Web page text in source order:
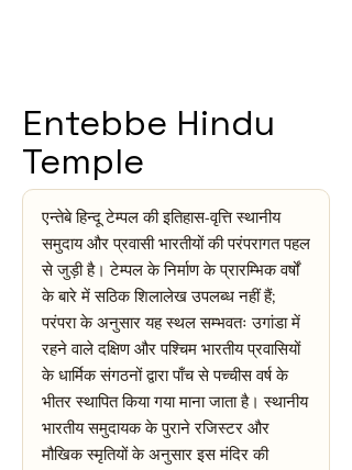
Entebbe Hindu
Temple
एन्तेबे हिन्दू टेम्पल की इतिहास-वृत्ति स्थानीय
समुदाय और प्रवासी भारतीयों की परंपरागत पहल
से जुड़ी है। टेम्पल के निर्माण के प्रारम्भिक वर्षों
के बारे में सठिक शिलालेख उपलब्ध नहीं हैं;
परंपरा के अनुसार यह स्थल सम्भवतः उगांडा में
रहने वाले दक्षिण और पश्चिम भारतीय प्रवासियों
के धार्मिक संगठनों द्वारा पाँच से पच्चीस वर्ष के
भीतर स्थापित किया गया माना जाता है। स्थानीय
भारतीय समुदायक के पुराने रजिस्टर और
मौखिक स्मृतियों के अनुसार इस मंदिर की